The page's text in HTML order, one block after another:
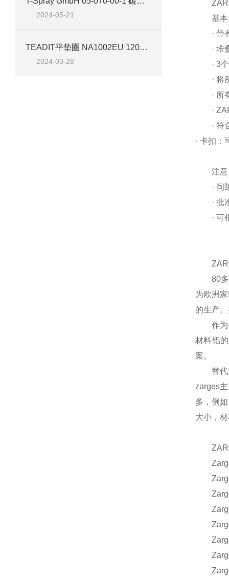
2024-05-21
TEADIT平垫圈 NA1002EU 120x160x3mm技术参数及应用介绍
2024-03-28
基本
· 带有
· 堆叠
· 3个
· 将所
· 所有
·
· 符合
· 卡扣：
注意
· 间隙
· 批准
· 可根
80多年
为欧洲
的生产
作为创
材料铝
案。
替代
zarges
多，例
大小，